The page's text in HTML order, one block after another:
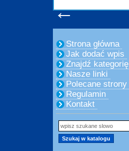
←
Strona główna
Jak dodać wpis
Znajdź kategorię
Nasze linki
Polecane strony
Regulamin
Kontakt